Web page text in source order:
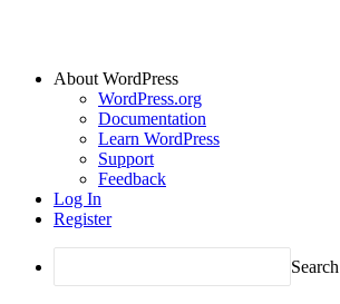
About WordPress
WordPress.org
Documentation
Learn WordPress
Support
Feedback
Log In
Register
Search